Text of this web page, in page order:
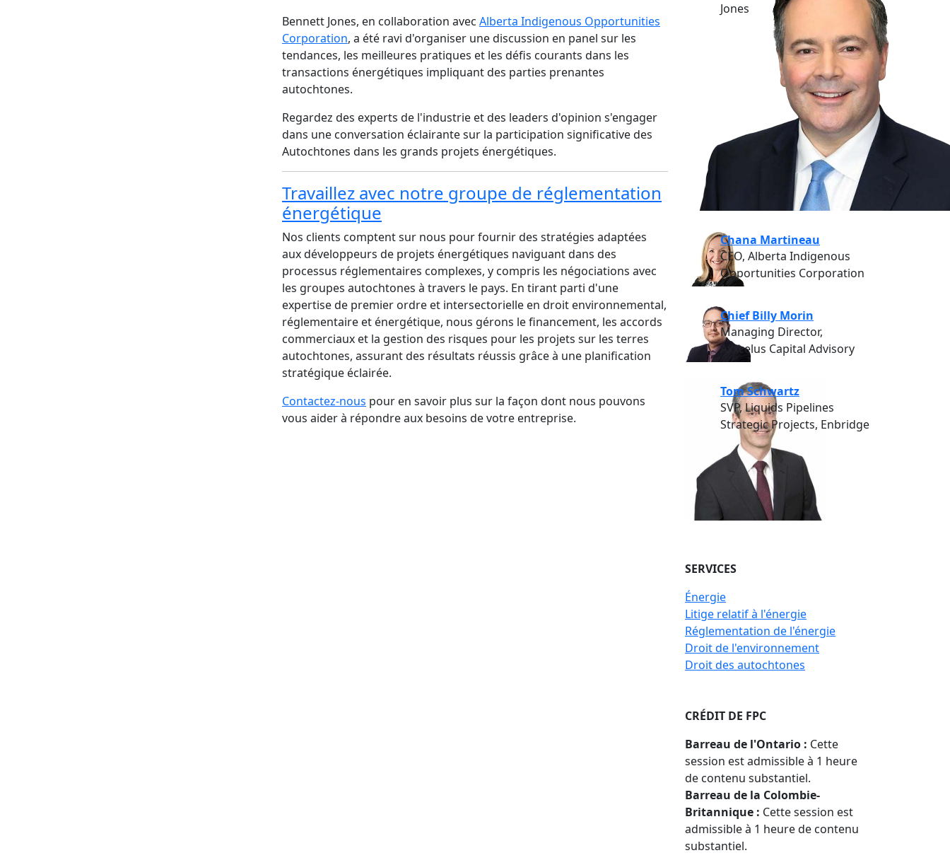
Bennett Jones, en collaboration avec Alberta Indigenous Opportunities
Corporation, a été ravi d'organiser une discussion en panel sur les
tendances, les meilleures pratiques et les défis courants dans les
transactions énergétiques impliquant des parties prenantes
autochtones.
Regardez des experts de l'industrie et des leaders d'opinion s'engager
dans une conversation éclairante sur la participation significative des
Autochtones dans les grands projets énergétiques.
Travaillez avec notre groupe de réglementation
énergétique
Nos clients comptent sur nous pour fournir des stratégies adaptées
aux développeurs de projets énergétiques naviguant dans des
processus réglementaires complexes, y compris les négociations avec
les groupes autochtones à travers le pays. En tirant parti d'une
expertise de premier ordre et intersectorielle en droit environnemental,
réglementaire et énergétique, nous gérons le financement, les accords
commerciaux et la gestion des risques pour les projets sur les terres
autochtones, assurant des résultats réussis grâce à une planification
stratégique éclairée.
Contactez-nous pour en savoir plus sur la façon dont nous pouvons
vous aider à répondre aux besoins de votre entreprise.
Jones
Chana Martineau
CEO, Alberta Indigenous
Opportunities Corporation
Chief Billy Morin
Managing Director,
Axxcelus Capital Advisory
Tom Schwartz
SVP, Liquids Pipelines
Strategic Projects, Enbridge
SERVICES
Énergie
Litige relatif à l'énergie
Réglementation de l'énergie
Droit de l'environnement
Droit des autochtones
CRÉDIT DE FPC
Barreau de l'Ontario : Cette
session est admissible à 1 heure
de contenu substantiel.
Barreau de la Colombie-
Britannique : Cette session est
admissible à 1 heure de contenu
substantiel.